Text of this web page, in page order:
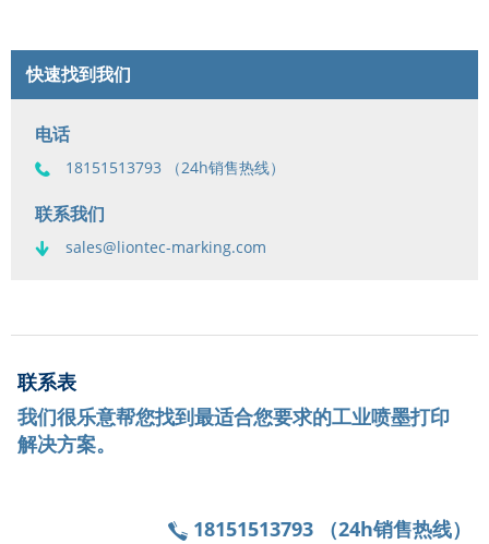
快速找到我们
电话
18151513793 （24h销售热线）
联系我们
sales@liontec-marking.com
联系表
我们很乐意帮您找到最适合您要求的工业喷墨打印
解决方案。
18151513793 （24h销售热线）